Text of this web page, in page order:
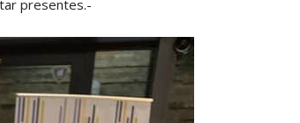
presentes.-